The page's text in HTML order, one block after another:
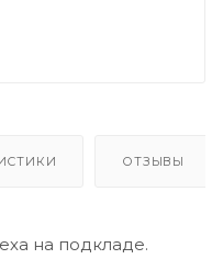
ОТЗЫВЫ
на подкладе.